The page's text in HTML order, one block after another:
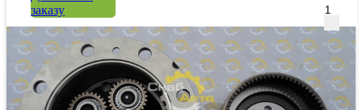
заказу